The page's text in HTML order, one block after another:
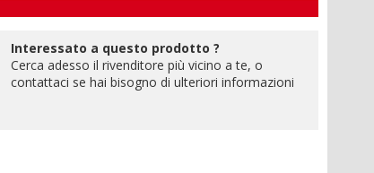
Interessato a questo prodotto ?
Cerca adesso il rivenditore più vicino a te, o
contattaci se hai bisogno di ulteriori informazioni